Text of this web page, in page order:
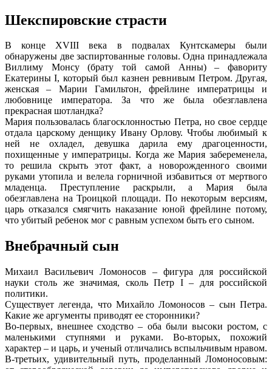
Шекспировские страсти
В конце XVIII века в подвалах Кунтскамеры были
обнаружены две заспиртованные головы. Одна принадлежала
Виллиму Монсу (брату той самой Анны) – фавориту
Екатерины I, который был казнен ревнивым Петром. Другая,
женская – Марии Гамильтон, фрейлине императрицы и
любовнице императора. За что же была обезглавлена
прекрасная шотландка?
Мария пользовалась благосклонностью Петра, но свое сердце
отдала царскому денщику Ивану Орлову. Чтобы любимый к
ней не охладел, девушка дарила ему драгоценности,
похищенные у императрицы. Когда же Мария забеременела,
то решила скрыть этот факт, а новорожденного своими
руками утопила и велела горничной избавиться от мертвого
младенца. Преступление раскрыли, а Мария была
обезглавлена на Троицкой площади. По некоторым версиям,
царь отказался смягчить наказание юной фрейлине потому,
что убитый ребенок мог с равным успехом быть его сыном.
Внебрачный сын
Михаил Васильевич Ломоносов – фигура для российской
науки столь же значимая, сколь Петр I – для российской
политики.
Существует легенда, что Михайло Ломоносов – сын Петра.
Какие же аргументы приводят ее сторонники?
Во-первых, внешнее сходство – оба были высоки ростом, с
маленькими ступнями и руками. Во-вторых, похожий
характер – и царь, и ученый отличались вспыльчивым нравом.
В-третьих, удивительный путь, проделанный Ломоносовым: